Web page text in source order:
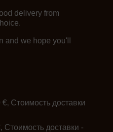
delivery from
and we hope you'll
Стоимость доставки
доставки -